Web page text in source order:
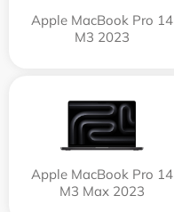
Apple MacBook Pro 14
M3 2023
Apple MacBook Pro 14
M3 Max 2023